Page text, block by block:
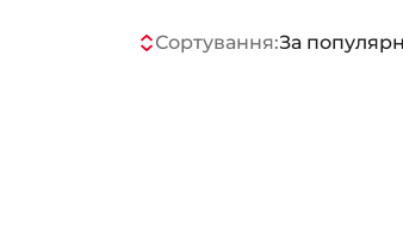
+38
Сортування:За